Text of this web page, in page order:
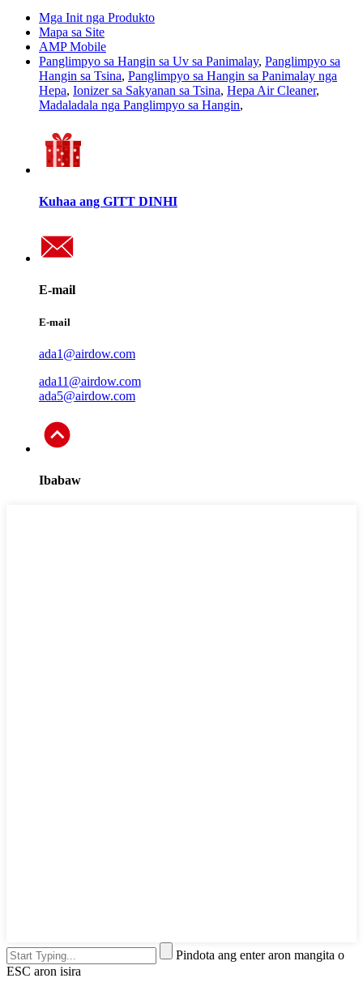
Mga Init nga Produkto
Mapa sa Site
AMP Mobile
Panglimpyo sa Hangin sa Uv sa Panimalay, Panglimpyo sa
Hangin sa Tsina, Panglimpyo sa Hangin sa Panimalay nga
Hepa, Ionizer sa Sakyanan sa Tsina, Hepa Air Cleaner,
Madaladala nga Panglimpyo sa Hangin,
Kuhaa ang GITT DINHI
E-mail
E-mail
ada1@airdow.com
ada11@airdow.com
ada5@airdow.com
Ibabaw
Pindota ang enter aron mangita o
ESC aron isira